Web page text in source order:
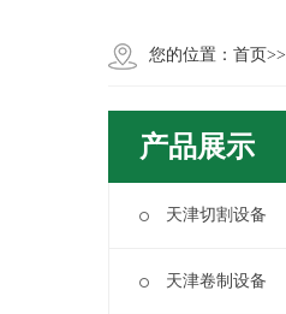
您的位置： 首页>>
产品展示
天津切割设备
天津卷制设备